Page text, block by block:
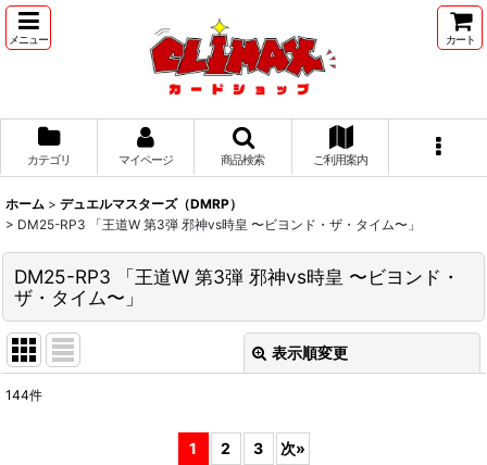
メニュー カート
カテゴリ マイページ 商品検索 ご利用案内
ホーム > デュエルマスターズ（DMRP）
> DM25-RP3 「王道W 第3弾 邪神vs時皇 〜ビヨンド・ザ・タイム〜」
DM25-RP3 「王道W 第3弾 邪神vs時皇 〜ビヨンド・
ザ・タイム〜」
表示順変更
144件
1 2 3 次»